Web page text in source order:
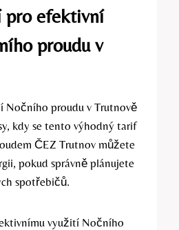
pro efektivní
proudu v
Nočního proudu v Trutnově
kdy se tento výhodný tarif
ČEZ Trutnov můžete
pokud správně plánujete
spotřebičů.
využití Nočního